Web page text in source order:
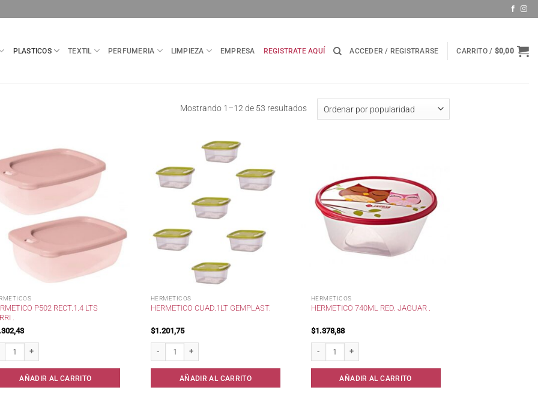
PLASTICOS TEXTIL PERFUMERIA LIMPIEZA EMPRESA REGISTRATE AQUÍ ACCEDER / REGISTRARSE CARRITO / $0,00
Mostrando 1–12 de 53 resultadosOrdenado
por
P502 RECT.1.4 LTS
.
AÑADIR AL CARRITO
HERMETICOS
HERMETICO CUAD.1LT GEMPLAST.
$1.201,75
AÑADIR AL CARRITO
HERMETICOS
HERMETICO 740ML RED. JAGUAR .
$1.378,88
AÑADIR AL CARRITO